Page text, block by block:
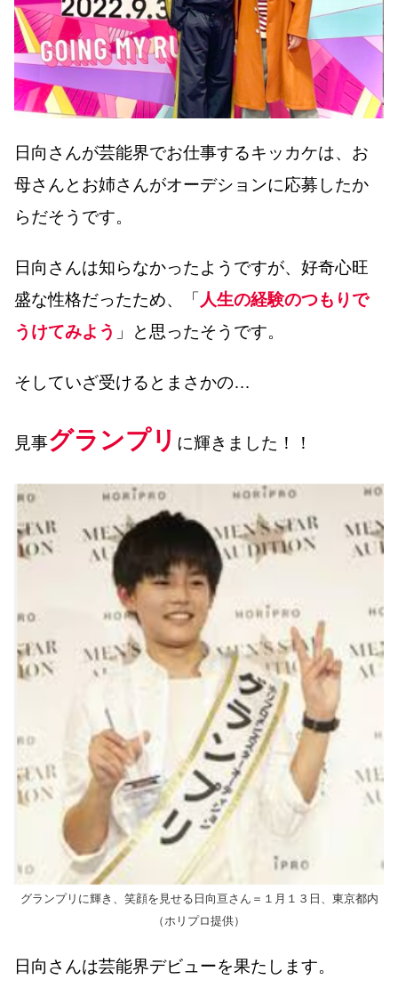
日向さんが芸能界でお仕事するキッカケは、お
母さんとお姉さんがオーデションに応募したか
らだそうです。
日向さんは知らなかったようですが、好奇心旺
盛な性格だったため、「 人生の経験のつもりで
うけてみよう 」と思ったそうです。
そしていざ受けるとまさかの…
見事グランプリ に輝きました！！
グランプリに輝き、笑顔を見せる日向亘さん＝１月１３日、東京都内
（ホリプロ提供）
日向さんは芸能界デビューを果たします。